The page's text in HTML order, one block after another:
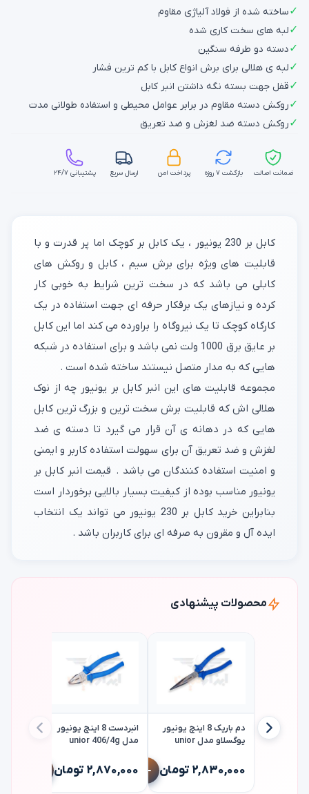
✓ساخته شده از فولاد آلیاژی مقاوم
✓لبه های سخت کاری شده
✓دسته دو طرفه سنگین
✓لبه ی هلالی برای برش انواع کابل با کم ترین فشار
✓قفل جهت بسته نگه داشتن انبر کابل
✓روکش دسته مقاوم در برابر عوامل محیطی و استفاده طولانی مدت
✓روکش دسته ضد لغزش و ضد تعریق
ضمانت اصالت بازگشت ۷ روزه پرداخت امن ارسال سریع پشتیبانی ۲۴/۷
کابل بر 230 یونیور ، یک کابل بر کوچک اما پر قدرت و با
قابلیت های ویژه برای برش سیم ، کابل و روکش های
کابلی می باشد که در سخت ترین شرایط به خوبی کار
کرده و نیازهای یک برقکار حرفه ای جهت استفاده در یک
کارگاه کوچک تا یک نیروگاه را براورده می کند اما این کابل
بر عایق برق 1000 ولت نمی باشد و برای استفاده در شبکه
هایی که به مدار متصل نیستند ساخته شده است .
مجموعه قابلیت های این انبر کابل بر یونیور چه از نوک
هلالی اش که قابلیت برش سخت ترین و بزرگ ترین کابل
هایی که در دهانه ی آن قرار می گیرد تا دسته ی ضد
لغزش و ضد تعریق آن برای سهولت استفاده کاربر و ایمنی
و امنیت استفاده کنندگان می باشد . قیمت انبر کابل بر
یونیور مناسب بوده از کیفیت بسیار بالایی برخوردار است
بنابراین خرید کابل بر 230 یونیور می تواند یک انتخاب
ایده آل و مقرون به صرفه ای برای کاربران باشد .
محصولات پیشنهادی
دم باریک 8 اینچ یونیور
یوگسلاو مدل unior
۲,۸۳۰,۰۰۰ تومان
انبردست 8 اینچ یونیور
مدل unior 406/4g
۲,۸۷۰,۰۰۰ تومان